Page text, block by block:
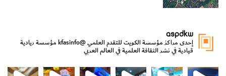
aspdkw
إحدى مراكز مؤسسة الكويت للتقدم العلمي@kfasinfo مؤسسة ريادية
قيادية في نشر الثقافة العلمية في العالم العربي
لشؤون الش
من الأعماق نكتشف ومن الكتب نتعلّم
⁨ ⁨ نتشرف بدعوتكم لزيارة جناح التقدم العلمي للنشر ⁨ رجعنا! ما كنّا بعيد! مجهزين لكم كل جديد!⁩